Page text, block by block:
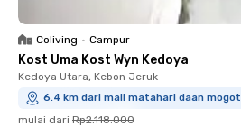
Coliving • Campur
Kost Uma Kost Wyn Kedoya
Kedoya Utara, Kebon Jeruk
6.4 km dari mall matahari daan mogot
mulai dari Rp2.118.000